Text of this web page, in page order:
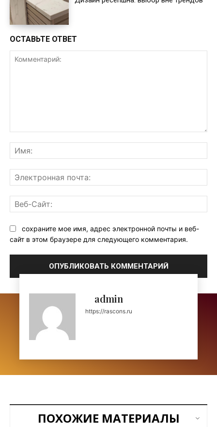
ОСТАВЬТЕ ОТВЕТ
сохраните мое имя, адрес электронной почты и веб-
сайт в этом браузере для следующего комментария.
admin
https://rascons.ru
ПОХОЖИЕ МАТЕРИАЛЫ